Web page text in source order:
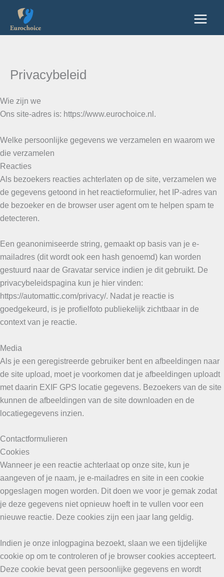
Privacybeleid
Wie zijn we
Ons site-adres is: https://www.eurochoice.nl.
Welke persoonlijke gegevens we verzamelen en waarom we
die verzamelen
Reacties
Als bezoekers reacties achterlaten op de site, verzamelen we
de gegevens getoond in het reactieformulier, het IP-adres van
de bezoeker en de browser user agent om te helpen spam te
detecteren.
Een geanonimiseerde string, gemaakt op basis van je e-
mailadres (dit wordt ook een hash genoemd) kan worden
gestuurd naar de Gravatar service indien je dit gebruikt. De
privacybeleidspagina kun je hier vinden:
https://automattic.com/privacy/. Nadat je reactie is
goedgekeurd, is je profielfoto publiekelijk zichtbaar in de
context van je reactie.
Media
Als je een geregistreerde gebruiker bent en afbeeldingen naar
de site upload, moet je voorkomen dat je afbeeldingen uploadt
met daarin EXIF GPS locatie gegevens. Bezoekers van de site
kunnen de afbeeldingen van de site downloaden en de
locatiegegevens inzien.
Contactformulieren
Cookies
Wanneer je een reactie achterlaat op onze site, kun je
aangeven of je naam, je e-mailadres en site in een cookie
opgeslagen mogen worden. Dit doen we voor je gemak zodat
je deze gegevens niet opnieuw hoeft in te vullen voor een
nieuwe reactie. Deze cookies zijn een jaar lang geldig.
Indien je onze inlogpagina bezoekt, slaan we een tijdelijke
cookie op om te controleren of je browser cookies accepteert.
Deze cookie bevat geen persoonlijke gegevens en wordt